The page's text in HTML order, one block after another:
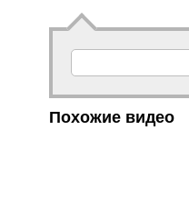
Похожие видео